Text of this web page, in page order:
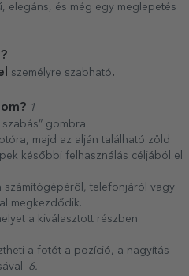
elegáns, és még egy meglepetés
személyre szabható.
1
szabás” gombra
majd az alján található zöld
későbbi felhasználás céljából el
számítógépéről, telefonjáról vagy
megkezdődik.
a kiválasztott részben
a fotót a pozíció, a nagyítás
6.